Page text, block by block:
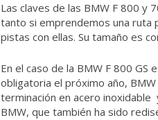
Las claves de las BMW F 800 y
tanto si emprendemos una ruta
pistas con ellas. Su tamaño es
En el caso de la BMW F 800
obligatoria el próximo año,
terminación en acero
BMW, que también ha sido